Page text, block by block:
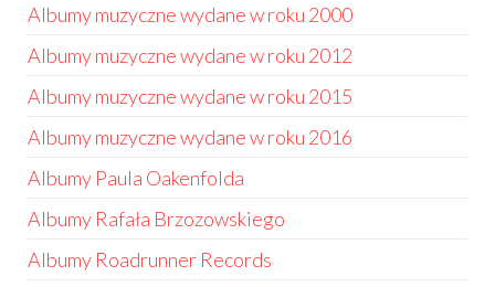
Albumy muzyczne wydane w roku 2000
Albumy muzyczne wydane w roku 2012
Albumy muzyczne wydane w roku 2015
Albumy muzyczne wydane w roku 2016
Albumy Paula Oakenfolda
Albumy Rafała Brzozowskiego
Albumy Roadrunner Records